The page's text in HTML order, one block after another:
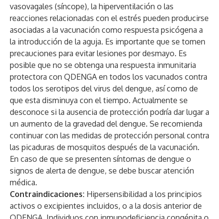
vasovagales (síncope), la hiperventilación o las
reacciones relacionadas con el estrés pueden producirse
asociadas a la vacunación como respuesta psicógena a
la introducción de la aguja. Es importante que se tomen
precauciones para evitar lesiones por desmayo. Es
posible que no se obtenga una respuesta inmunitaria
protectora con QDENGA en todos los vacunados contra
todos los serotipos del virus del dengue, así como de
que esta disminuya con el tiempo. Actualmente se
desconoce si la ausencia de protección podría dar lugar a
un aumento de la gravedad del dengue. Se recomienda
continuar con las medidas de protección personal contra
las picaduras de mosquitos después de la vacunación.
En caso de que se presenten síntomas de dengue o
signos de alerta de dengue, se debe buscar atención
médica.
Contraindicaciones: Hipersensibilidad a los principios
activos o excipientes incluidos, o a la dosis anterior de